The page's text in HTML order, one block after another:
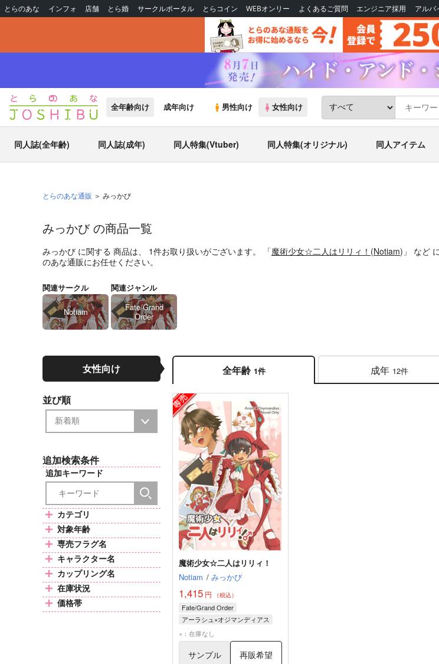
とらのあな インフォ 店舗 とら婚 サークルポータル とらコイン WEBオンリー よくあるご質問 エンジニア採用 アルバ
全年齢向け 成年向け 男性向け 女性向け
同人誌(全年齢) 同人誌(成年) 同人特集(Vtuber) 同人特集(オリジナル) 同人アイテム
とらのあな通販 みっかび
みっかび の商品一覧
みっかび に関する 商品は、 1件お取り扱いがございます。 「魔術少女☆二人はリリィ！ (Notiam)」 など
のあな通販にお任せください。
関連サークル
Notiam
関連ジャンル
Fate/Grand
Order
女性向け
並び順
追加検索条件
追加キーワード
カテゴリ
対象年齢
専売フラグ名
キャラクター名
カップリング名
在庫状況
価格帯
全年齢 1件 成年 12件
魔術少女☆二人はリリィ！
Notiam / みっかび
1,415 円 （税込）
Fate/Grand Order
アーラシュ×オジマンディアス
アーラシュ
×：在庫なし
サンプル 再販希望